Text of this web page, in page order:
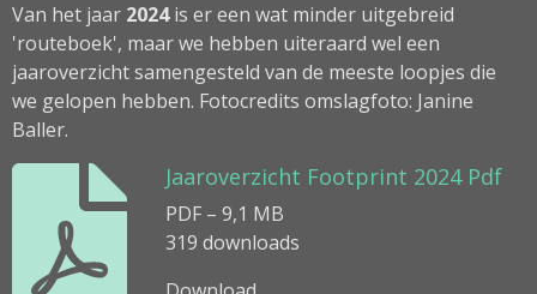
Van het jaar 2024is er een wat minder uitgebreid
'routeboek', maar we hebben uiteraard wel een
jaaroverzicht samengesteld van de meeste loopjes die
we gelopen hebben. Fotocredits omslagfoto: Janine
Baller.
Jaaroverzicht Footprint 2024 Pdf
PDF – 9,1 MB
319 downloads